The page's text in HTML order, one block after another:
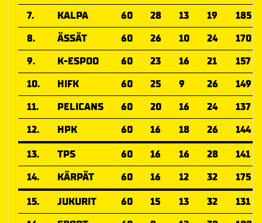
7.
KALPA 60 28 13 19
185
8.
ÄSSÄT 60 26 10 24
170
9.
K-ESPOO 60 23 16 21
157
10.
HIFK 60 25 9 26
149
11.
PELICANS 60 20 16 24
137
12.
HPK 60 16 18 26
144
13.
TPS 60 16 16 28
141
14.
KÄRPÄT 60 16 12 32
175
15.
JUKURIT 60 15 13 32
131